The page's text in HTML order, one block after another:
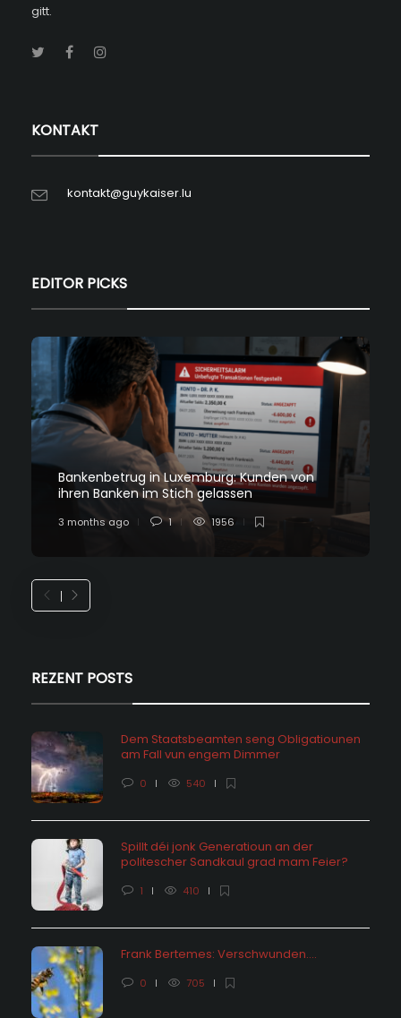
gitt.
KONTAKT
kontakt@guykaiser.lu
EDITOR PICKS
Bankenbetrug in Luxemburg: Kunden von
ihren Banken im Stich gelassen
3 months ago 1 1956
REZENT POSTS
Dem Staatsbeamten seng Obligatiounen
am Fall vun engem Dimmer
0 540
Spillt déi jonk Generatioun an der
politescher Sandkaul grad mam Feier?
1 410
Frank Bertemes: Verschwunden….
0 705